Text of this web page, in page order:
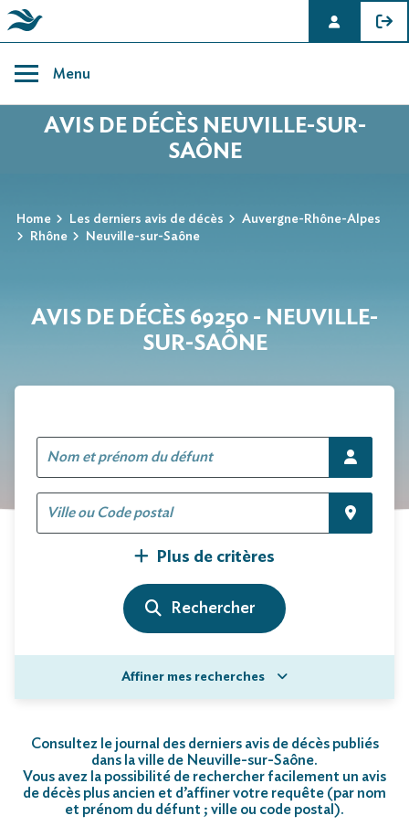
content
Menu
AVIS DE DÉCÈS NEUVILLE-SUR-
SAÔNE
Home Les derniers avis de décès
Auvergne-Rhône-Alpes
Rhône
Neuville-sur-Saône
AVIS DE DÉCÈS 69250 - NEUVILLE-
SUR-SAÔNE
Plus de critères
Affiner mes recherches
Consultez le journal des derniers avis de décès publiés
dans la ville de Neuville-sur-Saône.
Vous avez la possibilité de rechercher facilement un avis
de décès plus ancien et d’affiner votre requête (par nom
et prénom du défunt ; ville ou code postal).